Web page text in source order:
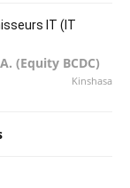
IT (IT
(Equity BCDC)
Kinshasa